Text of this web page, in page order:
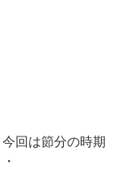
回は節分の時期